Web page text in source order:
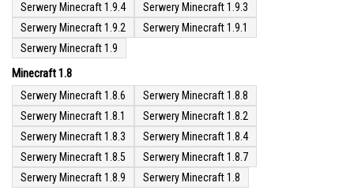
Serwery Minecraft 1.9.4
Serwery Minecraft 1.9.3
Serwery Minecraft 1.9.2
Serwery Minecraft 1.9.1
Serwery Minecraft 1.9
Minecraft 1.8
Serwery Minecraft 1.8.6
Serwery Minecraft 1.8.8
Serwery Minecraft 1.8.1
Serwery Minecraft 1.8.2
Serwery Minecraft 1.8.3
Serwery Minecraft 1.8.4
Serwery Minecraft 1.8.5
Serwery Minecraft 1.8.7
Serwery Minecraft 1.8.9
Serwery Minecraft 1.8